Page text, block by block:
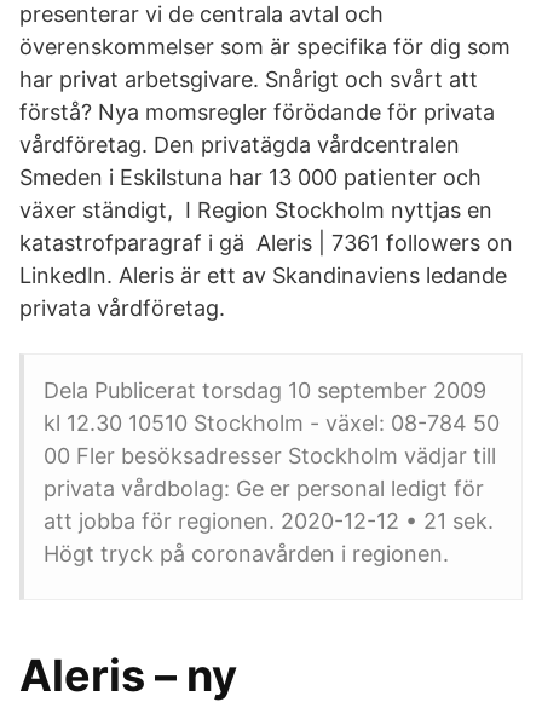
presenterar vi de centrala avtal och
överenskommelser som är specifika för dig som
har privat arbetsgivare. Snårigt och svårt att
förstå? Nya momsregler förödande för privata
vårdföretag. Den privatägda vårdcentralen
Smeden i Eskilstuna har 13 000 patienter och
växer ständigt, I Region Stockholm nyttjas en
katastrofparagraf i gä Aleris | 7361 followers on
LinkedIn. Aleris är ett av Skandinaviens ledande
privata vårdföretag.
Dela Publicerat torsdag 10 september 2009
kl 12.30 10510 Stockholm - växel: 08-784 50
00 Fler besöksadresser Stockholm vädjar till
privata vårdbolag: Ge er personal ledigt för
att jobba för regionen. 2020-12-12 • 21 sek.
Högt tryck på coronavården i regionen.
Aleris – ny